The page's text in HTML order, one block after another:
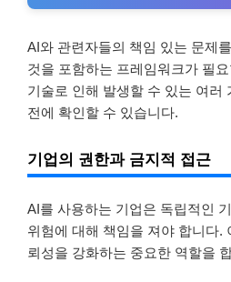
AI와 관련자들의 책임 있는 문제
것을 포함하는 프레임워크가 필
기술로 인해 발생할 수 있는 여러
전에 확인할 수 있습니다.
기업의 권한과 금지적 접근
AI를 사용하는 기업은 독립적인
위험에 대해 책임을 져야 합니다.
뢰성을 강화하는 중요한 역할을